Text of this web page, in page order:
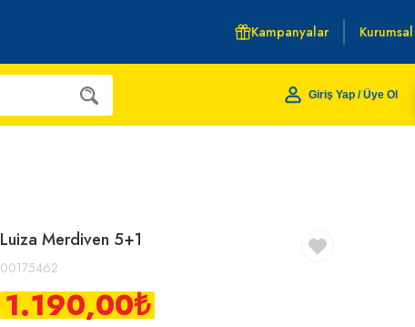
Kampanyalar Kurumsal
Giriş Yap / Üye Ol
Luiza Merdiven 5+1
00175462
1.190,00₺